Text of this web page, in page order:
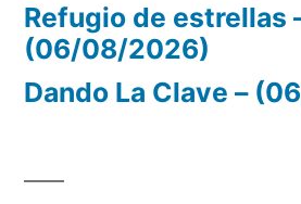
Refugio de estrellas
(06/08/2026)
Dando La Clave –